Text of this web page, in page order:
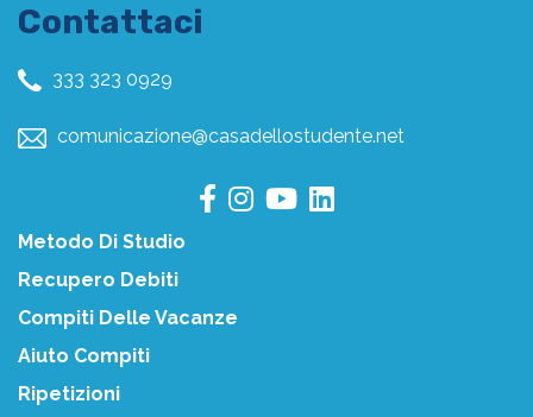
Contattaci
333 323 0929
comunicazione@casadellostudente.net
Metodo Di Studio
Recupero Debiti
Compiti Delle Vacanze
Aiuto Compiti
Ripetizioni